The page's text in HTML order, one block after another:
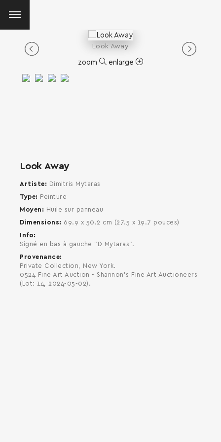
Look Away
zoom enlarge
Look Away
Artiste
Dimitris Mytaras
Type
Peinture
Moyen
Huile sur panneau
Dimensions
69.9 x 50.2 cm (27.5 x 19.7 pouces)
Info
Signé en bas à gauche "D Mytaras".
Provenance
Private Collection, New York.
0524 Fine Art Auction - Shannon's Fine Art Auctioneers
(Lot: 14, 2024-05-02).